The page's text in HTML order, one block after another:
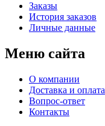
Заказы
История заказов
Личные данные
Меню сайта
О компании
Доставка и оплата
Вопрос-ответ
Контакты